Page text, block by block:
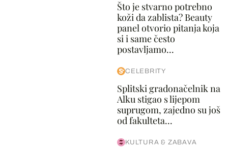
Što je stvarno potrebno
koži da zablista? Beauty
panel otvorio pitanja koja
si i same često
postavljamo...
CELEBRITY
Splitski gradonačelnik na
Alku stigao s lijepom
suprugom, zajedno su još
od fakulteta...
KULTURA & ZABAVA